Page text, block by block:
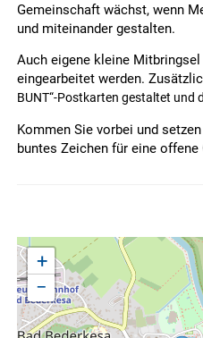
Gemeinschaft wächst, wenn
und miteinander gestalten.
Auch eigene kleine Mitbringsel
eingearbeitet werden.
BUNT“-Postkarten gestaltet und
Kommen Sie vorbei und
buntes Zeichen für eine
+
−